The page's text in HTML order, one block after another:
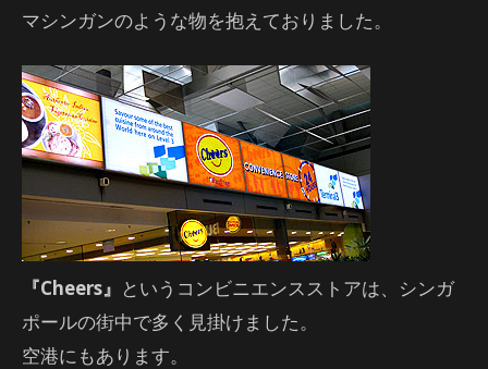
マシンガンのような物を抱えておりました。
『Cheers』 というコンビニエンスストアは、シンガ
ポールの街中で多く見掛けました。
空港にもあります。